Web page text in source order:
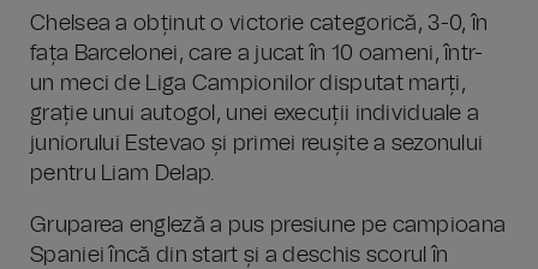
Chelsea a obținut o victorie categorică, 3-0, în
fața Barcelonei, care a jucat în 10 oameni, într-
un meci de Liga Campionilor disputat marți,
grație unui autogol, unei execuții individuale a
juniorului Estevao și primei reușite a sezonului
pentru Liam Delap.
Gruparea engleză a pus presiune pe campioana
Spaniei încă din start și a deschis scorul în